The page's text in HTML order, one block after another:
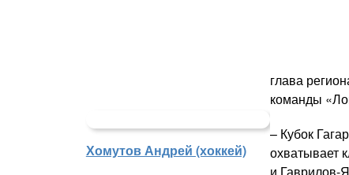
Хомутов Андрей (хоккей)
глава
команды
– Кубок
охватывает
и Гаврилов-